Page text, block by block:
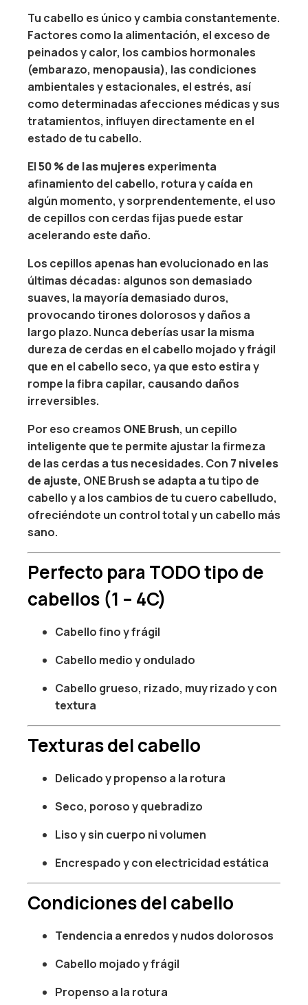
Tu cabello es único y cambia constantemente.
Factores como la alimentación, el exceso de
peinados y calor, los cambios hormonales
(embarazo, menopausia), las condiciones
ambientales y estacionales, el estrés, así
como determinadas afecciones médicas y sus
tratamientos, influyen directamente en el
estado de tu cabello.
El50 % de las mujeresexperimenta
afinamiento del cabello, rotura y caída en
algún momento, y sorprendentemente, el uso
de cepillos con cerdas fijas puede estar
acelerando este daño.
Los cepillos apenas han evolucionado en las
últimas décadas: algunos son demasiado
suaves, la mayoría demasiado duros,
provocando tirones dolorosos y daños a
largo plazo. Nunca deberías usar la misma
dureza de cerdas en el cabello mojado y frágil
que en el cabello seco, ya que esto estira y
rompe la fibra capilar, causando daños
irreversibles.
Por eso creamos ONE Brush, un cepillo
inteligente que te permite ajustar la firmeza
de las cerdas a tus necesidades. Con 7 niveles
de ajuste, ONE Brush se adapta a tu tipo de
cabello y a los cambios de tu cuero cabelludo,
ofreciéndote un control total y un cabello más
sano.
Perfecto para TODO tipo de
cabellos (1 – 4C)
Cabello fino y frágil
Cabello medio y ondulado
Cabello grueso, rizado, muy rizado y con
textura
Texturas del cabello
Delicado y propenso a la rotura
Seco, poroso y quebradizo
Liso y sin cuerpo ni volumen
Encrespado y con electricidad estática
Condiciones del cabello
Tendencia a enredos y nudos dolorosos
Cabello mojado y frágil
Propenso a la rotura